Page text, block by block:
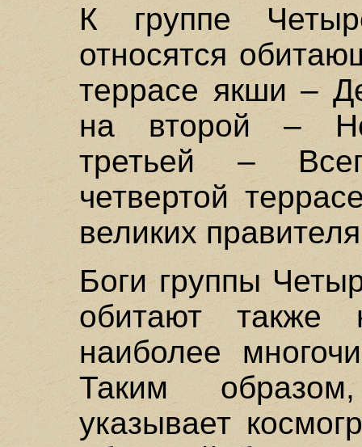
К группе
относятся
террасе якши –
на второй –
третьей –
четвертой
великих
Боги группы
обитают
наиболее
Таким
указывает